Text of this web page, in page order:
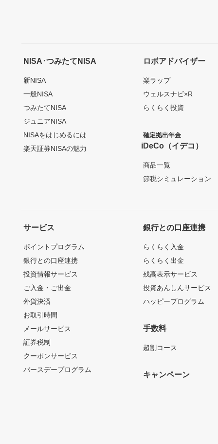
NISA･つみたてNISA
新NISA
一般NISA
つみたてNISA
ジュニアNISA
NISAをはじめるには
楽天証券NISAの魅力
ロボアドバイザー
楽ラップ
ウェルスナビ×R
らくらく投資
確定拠出年金
iDeCo（イデコ）
商品一覧
節税シミュレーション
サービス
ポイントプログラム
銀行との口座連携
投資情報サービス
ご入金・ご出金
外貨決済
お取引時間
メールサービス
証券税制
クーポンサービス
バースデープログラム
銀行との口座連携
らくらく入金
らくらく出金
残高表示サービス
投資あんしんサービス
ハッピープログラム
手数料
超割コース
キャンペーン